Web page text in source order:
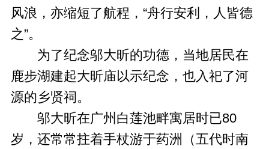
风浪，亦缩短了航程，“舟行安利，人皆德
之”。
为了纪念邬大昕的功德，当地居民在
鹿步湖建起大昕庙以示纪念，也入祀了河
源的乡贤祠。
邬大昕在广州白莲池畔寓居时已80
岁，还常常拄着手杖游于药洲（五代时南